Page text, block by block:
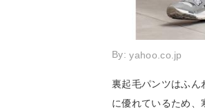
By:yahoo.co.jp
裏起毛パンツはふん
に優れているため、